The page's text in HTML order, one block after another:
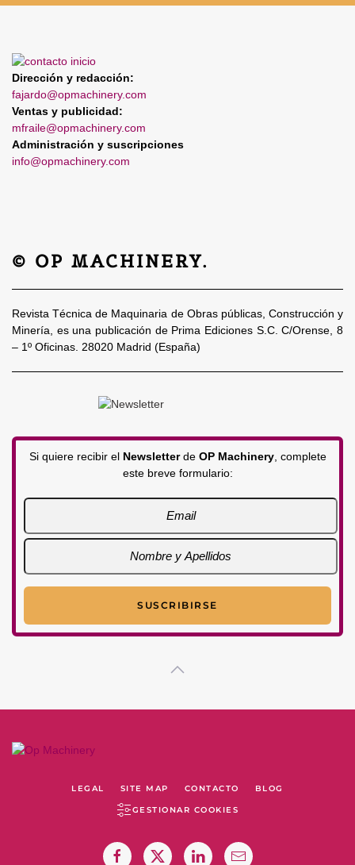
Dirección y redacción:
fajardo@opmachinery.com
Ventas y publicidad:
mfraile@opmachinery.com
Administración y suscripciones
info@opmachinery.com
© OP MACHINERY.
Revista Técnica de Maquinaria de Obras públicas, Construcción y
Minería, es una publicación de Prima Ediciones S.C. C/Orense, 8
– 1º Oficinas. 28020 Madrid (España)
Si quiere recibir el Newsletterde OP Machinery, complete
este breve formulario:
LEGAL SITE MAP CONTACTO BLOG
GESTIONAR COOKIES